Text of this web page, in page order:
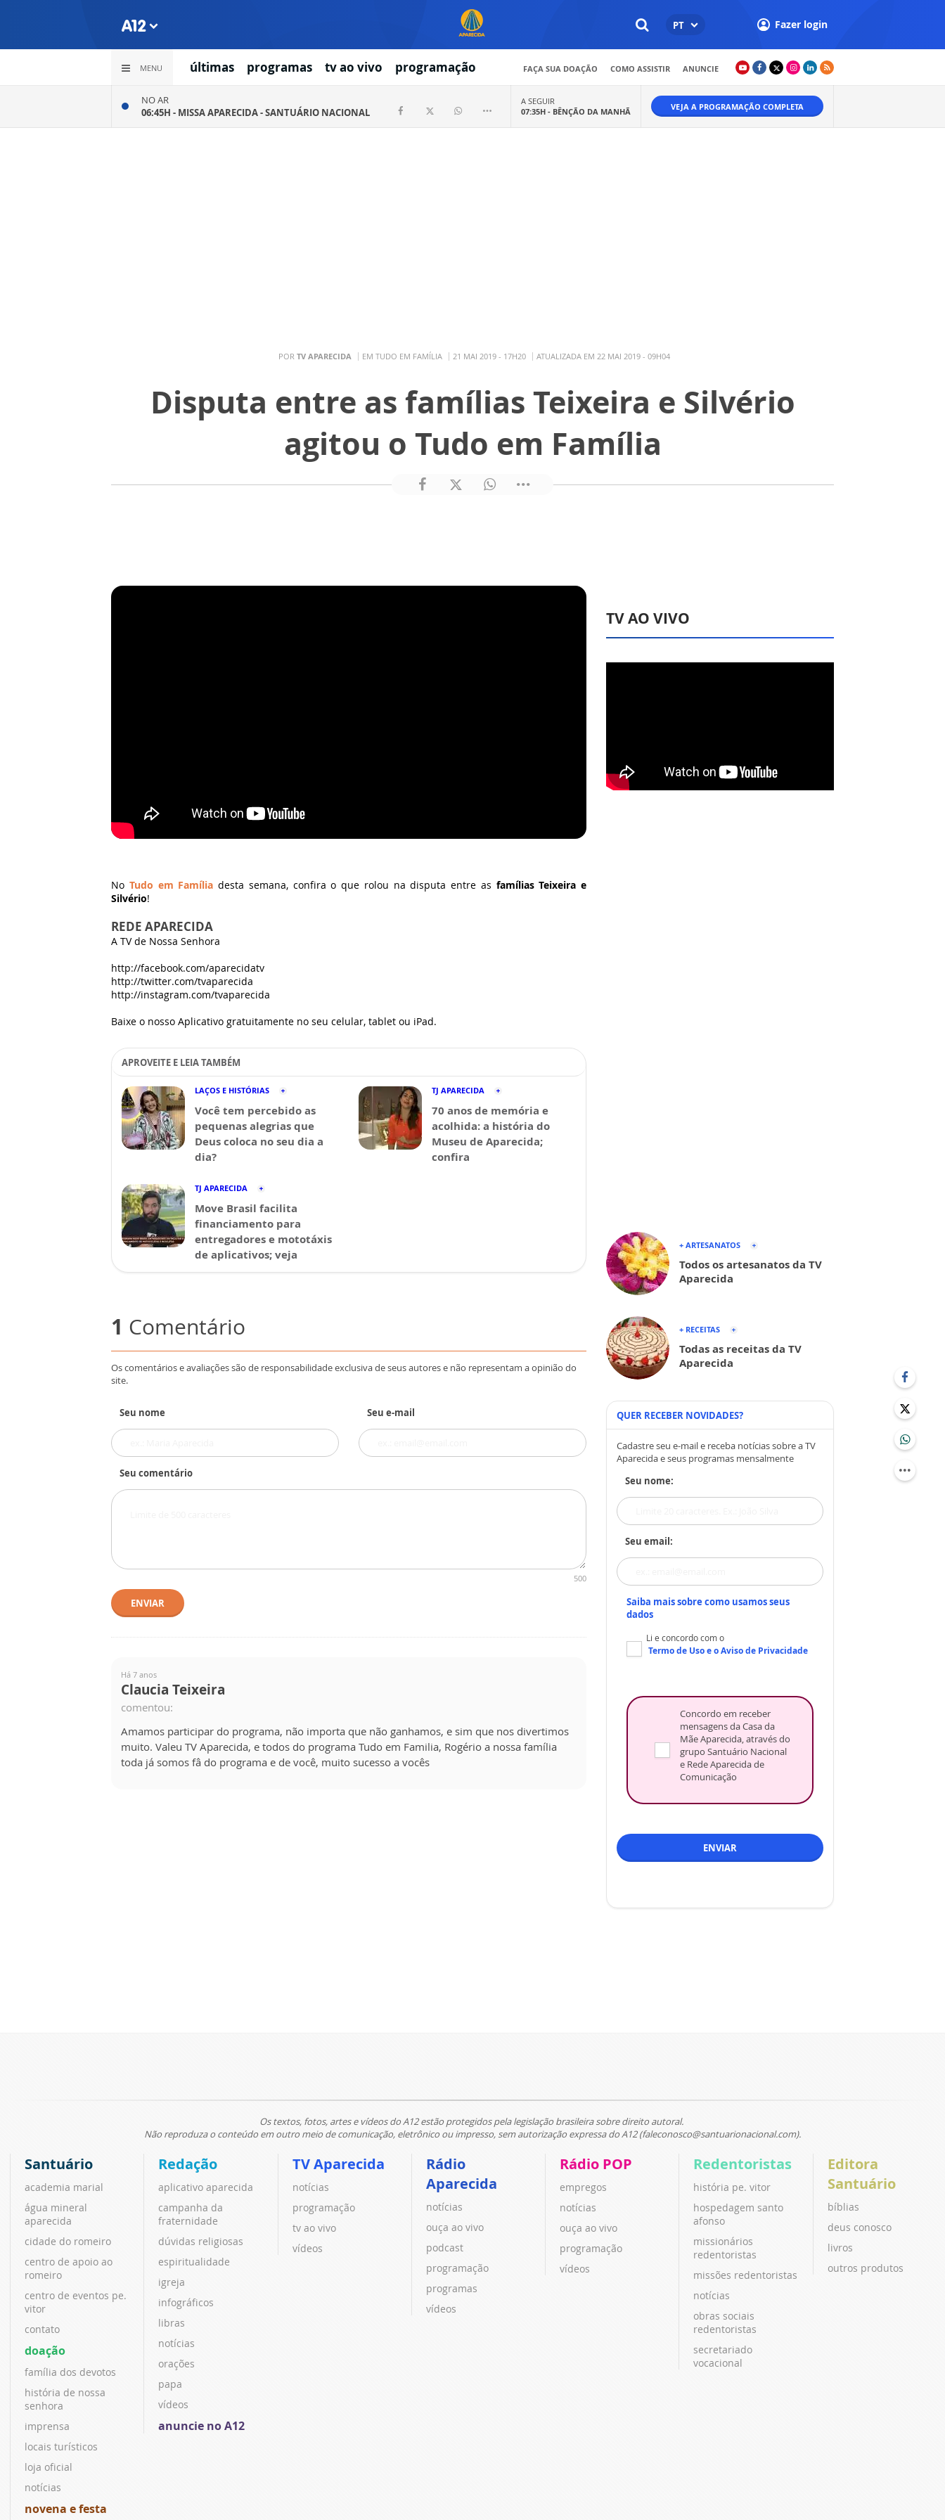
PT Fazer login
MENU últimas programas tv ao vivo programação FAÇA SUA DOAÇÃO COMO ASSISTIR ANUNCIE
NO AR
06:45H - MISSA APARECIDA - SANTUÁRIO NACIONAL
A SEGUIR
07:35H - BÊNÇÃO DA MANHÃ VEJA A PROGRAMAÇÃO COMPLETA
POR TV APARECIDA EM TUDO EM FAMÍLIA 21 MAI 2019 - 17H20 ATUALIZADA EM 22 MAI 2019 - 09H04
Disputa entre as famílias Teixeira e Silvério
agitou o Tudo em Família
No Tudo em Família desta semana, confira o que rolou na disputa entre as famílias Teixeira e
Silvério!
REDE APARECIDA
A TV de Nossa Senhora
http://facebook.com/aparecidatv
http://twitter.com/tvaparecida
http://instagram.com/tvaparecida
Baixe o nosso Aplicativo gratuitamente no seu celular, tablet ou iPad.
APROVEITE E LEIA TAMBÉM
LAÇOS E HISTÓRIAS
Você tem percebido as
pequenas alegrias que
Deus coloca no seu dia a
dia?
TJ APARECIDA
70 anos de memória e
acolhida: a história do
Museu de Aparecida;
confira
TJ APARECIDA
Move Brasil facilita
financiamento para
entregadores e mototáxis
de aplicativos; veja
1 Comentário
Os comentários e avaliações são de responsabilidade exclusiva de seus autores e não representam a opinião do
site.
Seu nome Seu e-mail
Seu comentário
500
ENVIAR
Há 7 anos
Claucia Teixeira
comentou:
Amamos participar do programa, não importa que não ganhamos, e sim que nos divertimos
muito. Valeu TV Aparecida, e todos do programa Tudo em Familia, Rogério a nossa família
toda já somos fâ do programa e de você, muito sucesso a vocês
TV AO VIVO
+ ARTESANATOS
Todos os artesanatos da TV
Aparecida
+ RECEITAS
Todas as receitas da TV
Aparecida
QUER RECEBER NOVIDADES?
Cadastre seu e-mail e receba notícias sobre a TV
Aparecida e seus programas mensalmente
Seu nome:
Seu email:
Saiba mais sobre como usamos seus
dados
Li e concordo com o
Termo de Usoe oAviso de Privacidade
Concordo em receber
mensagens da Casa da
Mãe Aparecida, através do
grupo Santuário Nacional
e Rede Aparecida de
Comunicação
ENVIAR
Os textos, fotos, artes e vídeos do A12 estão protegidos pela legislação brasileira sobre direito autoral.
Não reproduza o conteúdo em outro meio de comunicação, eletrônico ou impresso, sem autorização expressa do A12 (faleconosco@santuarionacional.com).
Santuário
academia marial
água mineral
aparecida
cidade do romeiro
centro de apoio ao
romeiro
centro de eventos pe.
vitor
contato
doação
família dos devotos
história de nossa
senhora
imprensa
locais turísticos
loja oficial
notícias
novena e festa
Redação
aplicativo aparecida
campanha da
fraternidade
dúvidas religiosas
espiritualidade
igreja
infográficos
libras
notícias
orações
papa
vídeos
anuncie no A12
TV Aparecida
notícias
programação
tv ao vivo
vídeos
Rádio
Aparecida
notícias
ouça ao vivo
podcast
programação
programas
vídeos
Rádio POP
empregos
notícias
ouça ao vivo
programação
vídeos
Redentoristas
história pe. vitor
hospedagem santo
afonso
missionários
redentoristas
missões redentoristas
notícias
obras sociais
redentoristas
secretariado
vocacional
Editora
Santuário
bíblias
deus conosco
livros
outros produtos